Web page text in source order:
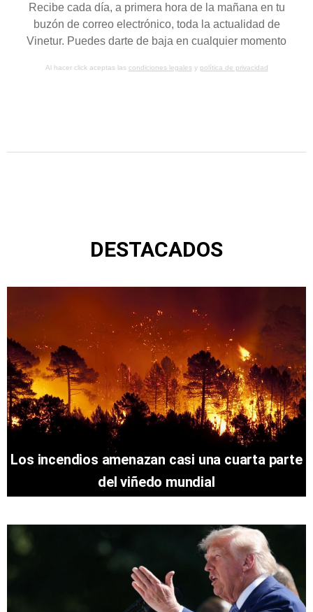
Recibe cada día, a primera hora de la mañana en tu
buzón de correo electrónico, toda la actualidad de
Vinetur. Puedes darte de baja en cualquier momento
Al hacer click aceptas las condiciones legalesy política de privacidad
DESTACADOS
Los incendios amenazan casi una cuarta parte
del viñedo mundial